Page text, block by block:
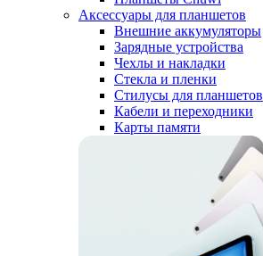
Аксессуары для планшетов
Внешние аккумуляторы
Зарядные устройства
Чехлы и накладки
Стекла и пленки
Стилусы для планшетов
Кабели и переходники
Карты памяти